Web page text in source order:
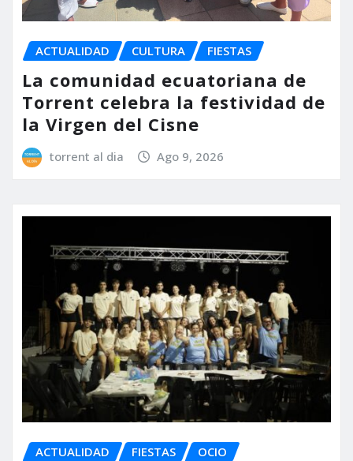
ACTUALIDAD CULTURA FIESTAS
La comunidad ecuatoriana de
Torrent celebra la festividad de
la Virgen del Cisne
torrent al dia Ago 9, 2026
ACTUALIDAD FIESTAS OCIO